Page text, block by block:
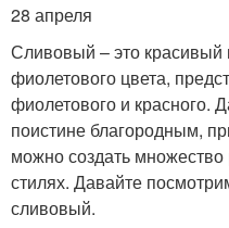
28 апреля
Сливовый – это
фиолетового цвета,
фиолетового и красного.
поистине благородным,
можно создать
стилях. Давайте
сливовый.